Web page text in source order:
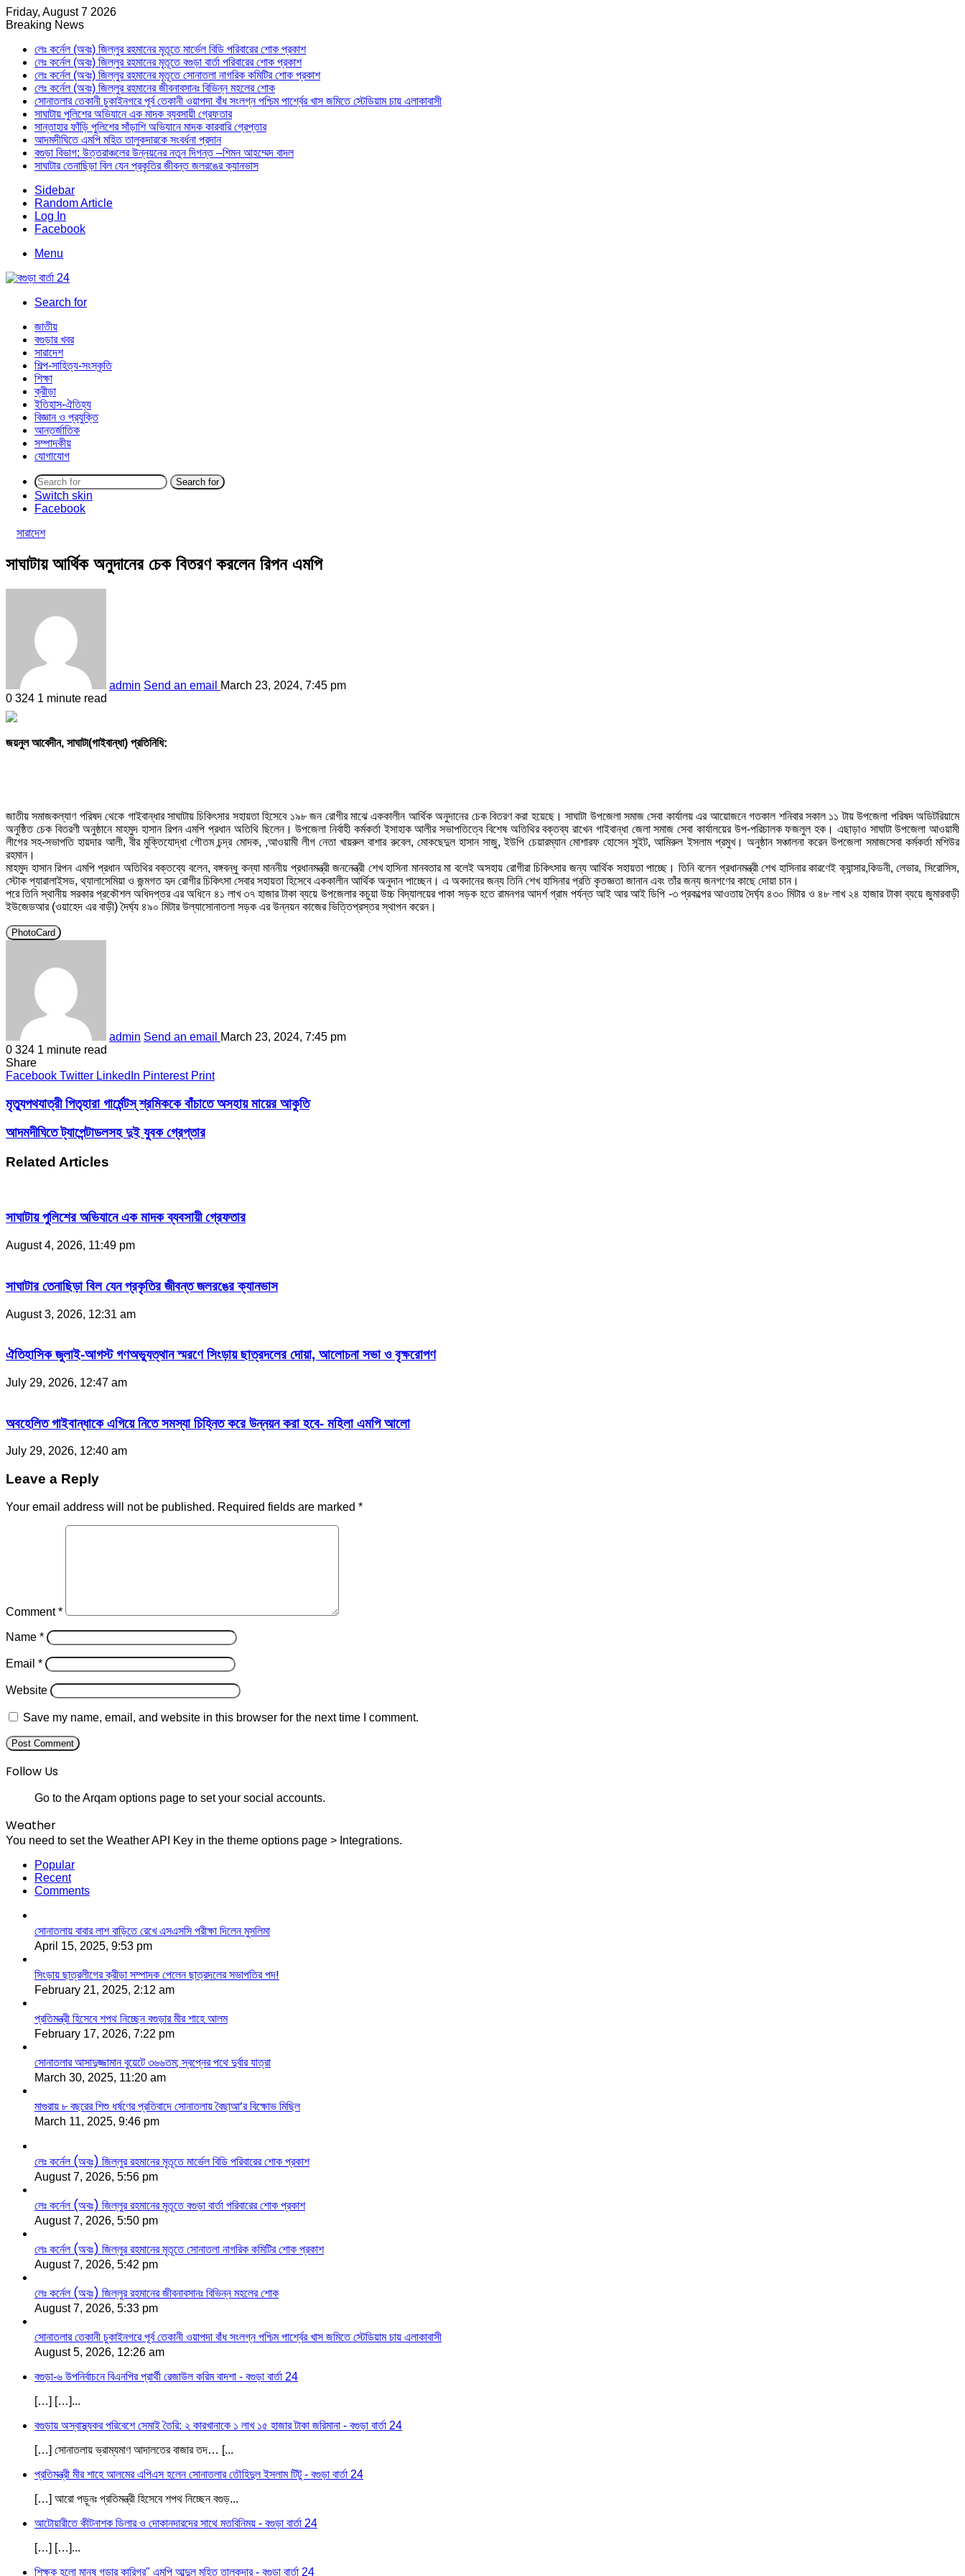
Friday, August 7 2026
Breaking News
লেঃ কর্নেল (অবঃ) জিল্লুর রহমানের মৃতূতে মার্ভেল বিডি পরিবারের শোক প্রকাশ
লেঃ কর্নেল (অবঃ) জিল্লুর রহমানের মৃতূতে বগুড়া বার্তা পরিবারের শোক প্রকাশ
লেঃ কর্নেল (অবঃ) জিল্লুর রহমানের মৃতূতে সোনাতলা নাগরিক কমিটির শোক প্রকাশ
লেঃ কর্নেল (অবঃ) জিল্লুর রহমানের জীবনাবসানঃ বিভিন্ন মহলের শোক
সোনাতলার তেকানী চুকাইনগরে পূর্ব তেকানী ওয়াপদা বাঁধ সংলগ্ন পশ্চিম পার্শ্বের খাস জমিতে স্টেডিয়াম চায় এলাকাবাসী
সাঘাটায় পুলিশের অভিযানে এক মাদক ব্যবসায়ী গ্রেফতার
সান্তাহার ফাঁড়ি পুলিশের সাঁড়াশি অভিযানে মাদক কারবারি গ্রেপ্তার
আদমদীঘিতে এমপি মহিত তালুকদারকে সংবর্ধনা প্রদান
বগুড়া বিভাগ: উত্তরাঞ্চলের উন্নয়নের নতুন দিগন্ত –শিমন আহম্মেদ বাদল
সাঘাটার তেনাছিড়া বিল যেন প্রকৃতির জীবন্ত জলরঙের ক্যানভাস
Sidebar
Random Article
Log In
Facebook
Menu
Search for
জাতীয়
বগুড়ার খবর
সারাদেশ
শিল্প-সাহিত্য-সংস্কৃতি
শিক্ষা
ক্রীড়া
ইতিহাস-ঐতিহ্য
বিজ্ঞান ও প্রযুক্তি
আন্তর্জাতিক
সম্পাদকীয়
যোগাযোগ
Search for
Switch skin
Facebook
সারাদেশ
সাঘাটায় আর্থিক অনুদানের চেক বিতরণ করলেন রিপন এমপি
admin Send an email
March 23, 2024, 7:45 pm
0 324 1 minute read
জয়নুল আবেদীন, সাঘাটা(গাইবান্ধা) প্রতিনিধি:
জাতীয় সমাজকল্যাণ পরিষদ থেকে গাইবান্ধার সাঘাটায় চিকিৎসার সহায়তা হিসেবে ১৯৮ জন রোগীর মাঝে এককালীন আর্থিক অনুদানের চেক বিতরণ করা হয়েছে। সাঘাটা উপজেলা সমাজ সেবা কার্যালয় এর আয়োজনে গতকাল শনিবার সকাল ১১ টায় উপজেলা পরিষদ অডিটরিয়ামে
অনুষ্ঠিত চেক বিতরণী অনুষ্ঠানে মাহমুদ হাসান রিপন এমপি প্রধান অতিথি ছিলেন। উপজেলা নির্বাহী কর্মকর্তা ইসাহাক আলীর সভাপতিত্বে বিশেষ অতিথির বক্তব্য রাখেন গাইবান্ধা জেলা সমাজ সেবা কার্যালয়ের উপ-পরিচালক ফজলুল হক। এছাড়াও সাঘাটা উপজেলা আওয়ামী
লীগের সহ-সভাপতি হায়দার আলী, বীর মুক্তিযোদ্ধা গৌতম চন্দ্র মোদক, ,আওয়ামী লীগ নেতা খায়রুল বাশার রুবেল, মোকছেদুল হাসান সাজু, ইউপি চেয়ারম্যান মোশারফ হোসেন সুইট, আমিরুল ইসলাম প্রমুখ। অনুষ্ঠান সঞ্চালনা করেন উপজেলা সমাজসেবা কর্মকর্তা মশিউর
রহমান।
মাহমুদ হাসান রিপন এমপি প্রধান অতিথির বক্তব্যে বলেন, বঙ্গবন্ধু কন্যা মাননীয় প্রধানমন্ত্রী জননেন্ত্রী শেখ হাসিনা মানবতার মা বলেই অসহায় রোগীরা চিকিৎসার জন্য আর্থিক সহায়তা পাচ্ছে। তিনি বলেন প্রধানমন্ত্রী শেখ হাসিনার কারণেই ক্যান্সার,কিডনী, লেভার, সিরোসিস,
স্টোক প্যারালাইসড, থ্যালাসেমিয়া ও জন্মগত হৃদ রোগীর চিকিৎসা সেবার সহায়তা হিসেবে এককালীন আর্থিক অনুদান পাচ্ছেন। এ অবদানের জন্য তিনি শেখ হাসিনার প্রতি কৃতজ্ঞতা জানান এবং তাঁর জন্য জনগণের কাছে দোয়া চান।
পরে তিনি স্থানীয় সরকার প্রকৌশল অধিদপ্তর এর অধিনে ৪১ লাখ ৩৭ হাজার টাকা ব্যয়ে উপজেলার কচুয়া উচ্চ বিদ্যালয়ের পাকা সড়ক হতে রামনগর আদর্শ গ্রাম পর্যন্ত আই আর আই ডিপি -৩ প্রকল্পের আওতায় দৈর্ঘ্য ৪৩০ মিটার ও ৪৮ লাখ ২৪ হাজার টাকা ব্যয়ে জুমারবাড়ী
ইউজেডআর (ওয়াহেদ এর বাড়ী) দৈর্ঘ্য ৪৯০ মিটার উল্যাসোনাতলা সড়ক এর উন্নয়ন কাজের ভিত্তিপ্রস্তর স্থাপন করেন।
PhotoCard
admin Send an email
March 23, 2024, 7:45 pm
0 324 1 minute read
Share
Facebook Twitter LinkedIn Pinterest Print
মৃত্যুপথযাত্রী পিতৃহারা গার্মেন্টস্ শ্রমিককে বাঁচাতে অসহায় মায়ের আকুতি
আদমদীঘিতে ট্যাপেন্টাডলসহ দুই যুবক গ্রেপ্তার
Related Articles
সাঘাটায় পুলিশের অভিযানে এক মাদক ব্যবসায়ী গ্রেফতার
August 4, 2026, 11:49 pm
সাঘাটার তেনাছিড়া বিল যেন প্রকৃতির জীবন্ত জলরঙের ক্যানভাস
August 3, 2026, 12:31 am
ঐতিহাসিক জুলাই-আগস্ট গণঅভ্যুত্থান স্মরণে সিংড়ায় ছাত্রদলের দোয়া, আলোচনা সভা ও বৃক্ষরোপণ
July 29, 2026, 12:47 am
অবহেলিত গাইবান্ধাকে এগিয়ে নিতে সমস্যা চিহ্নিত করে উন্নয়ন করা হবে- মহিলা এমপি আলো
July 29, 2026, 12:40 am
Leave a Reply
Your email address will not be published. Required fields are marked *
Comment*
Name *
Email *
Website
Save my name, email, and website in this browser for the next time I comment.
Follow Us
Go to the Arqam options page to set your social accounts.
Weather
You need to set the Weather API Key in the theme options page > Integrations.
Popular
Recent
Comments
সোনাতলায় বাবার লাশ বাড়িতে রেখে এসএসসি পরীক্ষা দিলেন মুসলিমা
April 15, 2025, 9:53 pm
সিংড়ায় ছাত্রলীগের ক্রীড়া সম্পাদক পেলেন ছাত্রদলের সভাপতির পদ!
February 21, 2025, 2:12 am
প্রতিমন্ত্রী হিসেবে শপথ নিচ্ছেন বগুড়ার মীর শাহে আলম
February 17, 2026, 7:22 pm
সোনাতলার আসাদুজ্জামান বুয়েটে ৩৬৬তম; স্বপ্নের পথে দুর্বার যাত্রা
March 30, 2025, 11:20 am
মাগুরায় ৮ বছরের শিশু ধর্ষণের প্রতিবাদে সোনাতলায় বৈছাআ’র বিক্ষোভ মিছিল
March 11, 2025, 9:46 pm
লেঃ কর্নেল (অবঃ) জিল্লুর রহমানের মৃতূতে মার্ভেল বিডি পরিবারের শোক প্রকাশ
August 7, 2026, 5:56 pm
লেঃ কর্নেল (অবঃ) জিল্লুর রহমানের মৃতূতে বগুড়া বার্তা পরিবারের শোক প্রকাশ
August 7, 2026, 5:50 pm
লেঃ কর্নেল (অবঃ) জিল্লুর রহমানের মৃতূতে সোনাতলা নাগরিক কমিটির শোক প্রকাশ
August 7, 2026, 5:42 pm
লেঃ কর্নেল (অবঃ) জিল্লুর রহমানের জীবনাবসানঃ বিভিন্ন মহলের শোক
August 7, 2026, 5:33 pm
সোনাতলার তেকানী চুকাইনগরে পূর্ব তেকানী ওয়াপদা বাঁধ সংলগ্ন পশ্চিম পার্শ্বের খাস জমিতে স্টেডিয়াম চায় এলাকাবাসী
August 5, 2026, 12:26 am
বগুড়া-৬ উপনির্বাচনে বিএনপির প্রার্থী রেজাউল করিম বাদশা - বগুড়া বার্তা 24
[…] […]...
বগুড়ায় অস্বাস্থ্যকর পরিবেশে সেমাই তৈরি: ২ কারখানাকে ১ লাখ ১৫ হাজার টাকা জরিমানা - বগুড়া বার্তা 24
[…] সোনাতলায় ভ্রাম্যমাণ আদালতের বাজার তদ… [...
প্রতিমন্ত্রী মীর শাহে আলমের এপিএস হলেন সোনাতলার তৌহিদুল ইসলাম টিটু - বগুড়া বার্তা 24
[…] আরো পড়ূনঃ প্রতিমন্ত্রী হিসেবে শপথ নিচ্ছেন বগুড়...
আটোয়ারীতে কীটনাশক ডিলার ও দোকানদারদের সাথে মতবিনিময় - বগুড়া বার্তা 24
[…] […]...
শিক্ষক হলো মানুষ গড়ার কারিগর" এমপি আব্দুল মহিত তালুকদার - বগুড়া বার্তা 24